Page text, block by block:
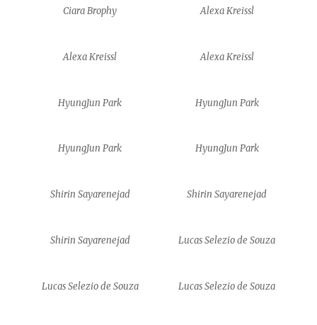
Ciara Brophy Alexa Kreissl
Alexa Kreissl Alexa Kreissl
HyungJun Park HyungJun Park
HyungJun Park HyungJun Park
Shirin Sayarenejad Shirin Sayarenejad
Shirin Sayarenejad Lucas Selezio de Souza
Lucas Selezio de Souza Lucas Selezio de Souza